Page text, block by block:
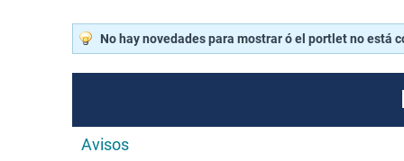
No hay novedades para mostrar ó el portlet no está
Avisos